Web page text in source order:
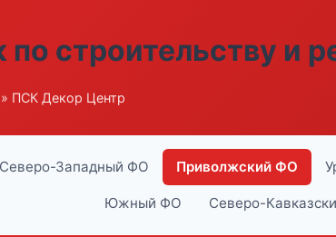
строительству и
» ПСК Декор Центр
Северо-Западный ФО Приволжский ФО
Южный ФО Северо-